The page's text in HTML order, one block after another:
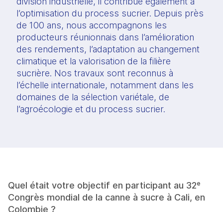
l’optimisation du process sucrier. Depuis près
de 100 ans, nous accompagnons les
producteurs réunionnais dans l’amélioration
des rendements, l’adaptation au changement
climatique et la valorisation de la filière
sucrière. Nos travaux sont reconnus à
l’échelle internationale, notamment dans les
domaines de la sélection variétale, de
l’agroécologie et du process sucrier.
Quel était votre objectif en participant au 32ᵉ
Congrès mondial de la canne à sucre à Cali, en
Colombie ?